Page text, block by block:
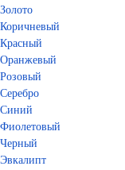
Золото
Коричневый
Красный
Оранжевый
Розовый
Серебро
Синий
Фиолетовый
Черный
Эвкалипт